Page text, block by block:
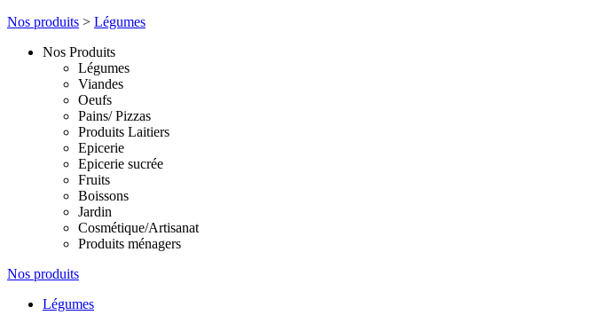
Nos produits > Légumes
Nos Produits
Légumes
Viandes
Oeufs
Pains/ Pizzas
Produits Laitiers
Epicerie
Epicerie sucrée
Fruits
Boissons
Jardin
Cosmétique/Artisanat
Produits ménagers
Nos produits
Légumes